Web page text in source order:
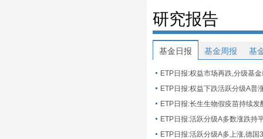
研究报告
基金日报 基金周报 基
ETP日报:权益市场再跌,分级基
ETP日报:长生生物假疫苗持续发
ETP日报:活跃分级A多数涨跌持
ETP日报:活跃分级A多上涨,德国